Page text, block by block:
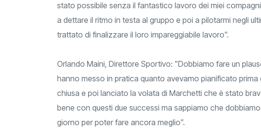
stato possibile senza il fantastico lavoro dei miei
a dettare il ritmo in testa al gruppo e poi a pilotarmi negli
trattato di finalizzare il loro impareggiabile lavoro”.
Orlando Maini, Direttore Sportivo: ”Dobbiamo fare un
hanno messo in pratica quanto avevamo pianificato prima
chiusa e poi lanciato la volata di Marchetti che è stato
bene con questi due successi ma sappiamo che
giorno per poter fare ancora meglio”.